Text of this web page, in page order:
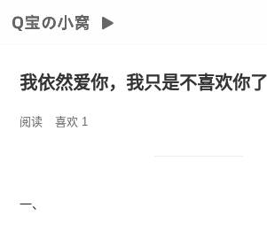
我依然爱你，我只是不喜欢你了
阅读 喜欢 1
一、